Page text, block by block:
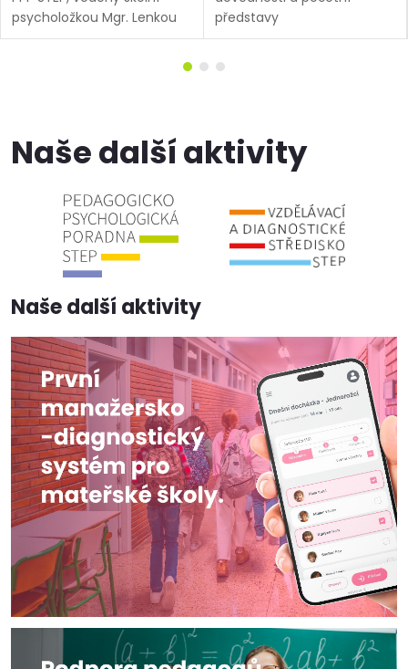
psycholožkou Mgr. Lenkou
Dolníkovou, je určen
představy
Termín: 6.10.2026 Čas: 16:00
- 17:30Určeno pro učitele 1.
Naše další aktivity
Naše další aktivity